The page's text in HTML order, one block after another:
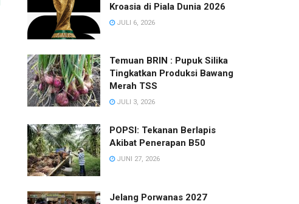
Kroasia di Piala Dunia 2026
JULI 6, 2026
Temuan BRIN : Pupuk Silika
Tingkatkan Produksi Bawang
Merah TSS
JULI 3, 2026
POPSI: Tekanan Berlapis
Akibat Penerapan B50
JUNI 27, 2026
Jelang Porwanas 2027